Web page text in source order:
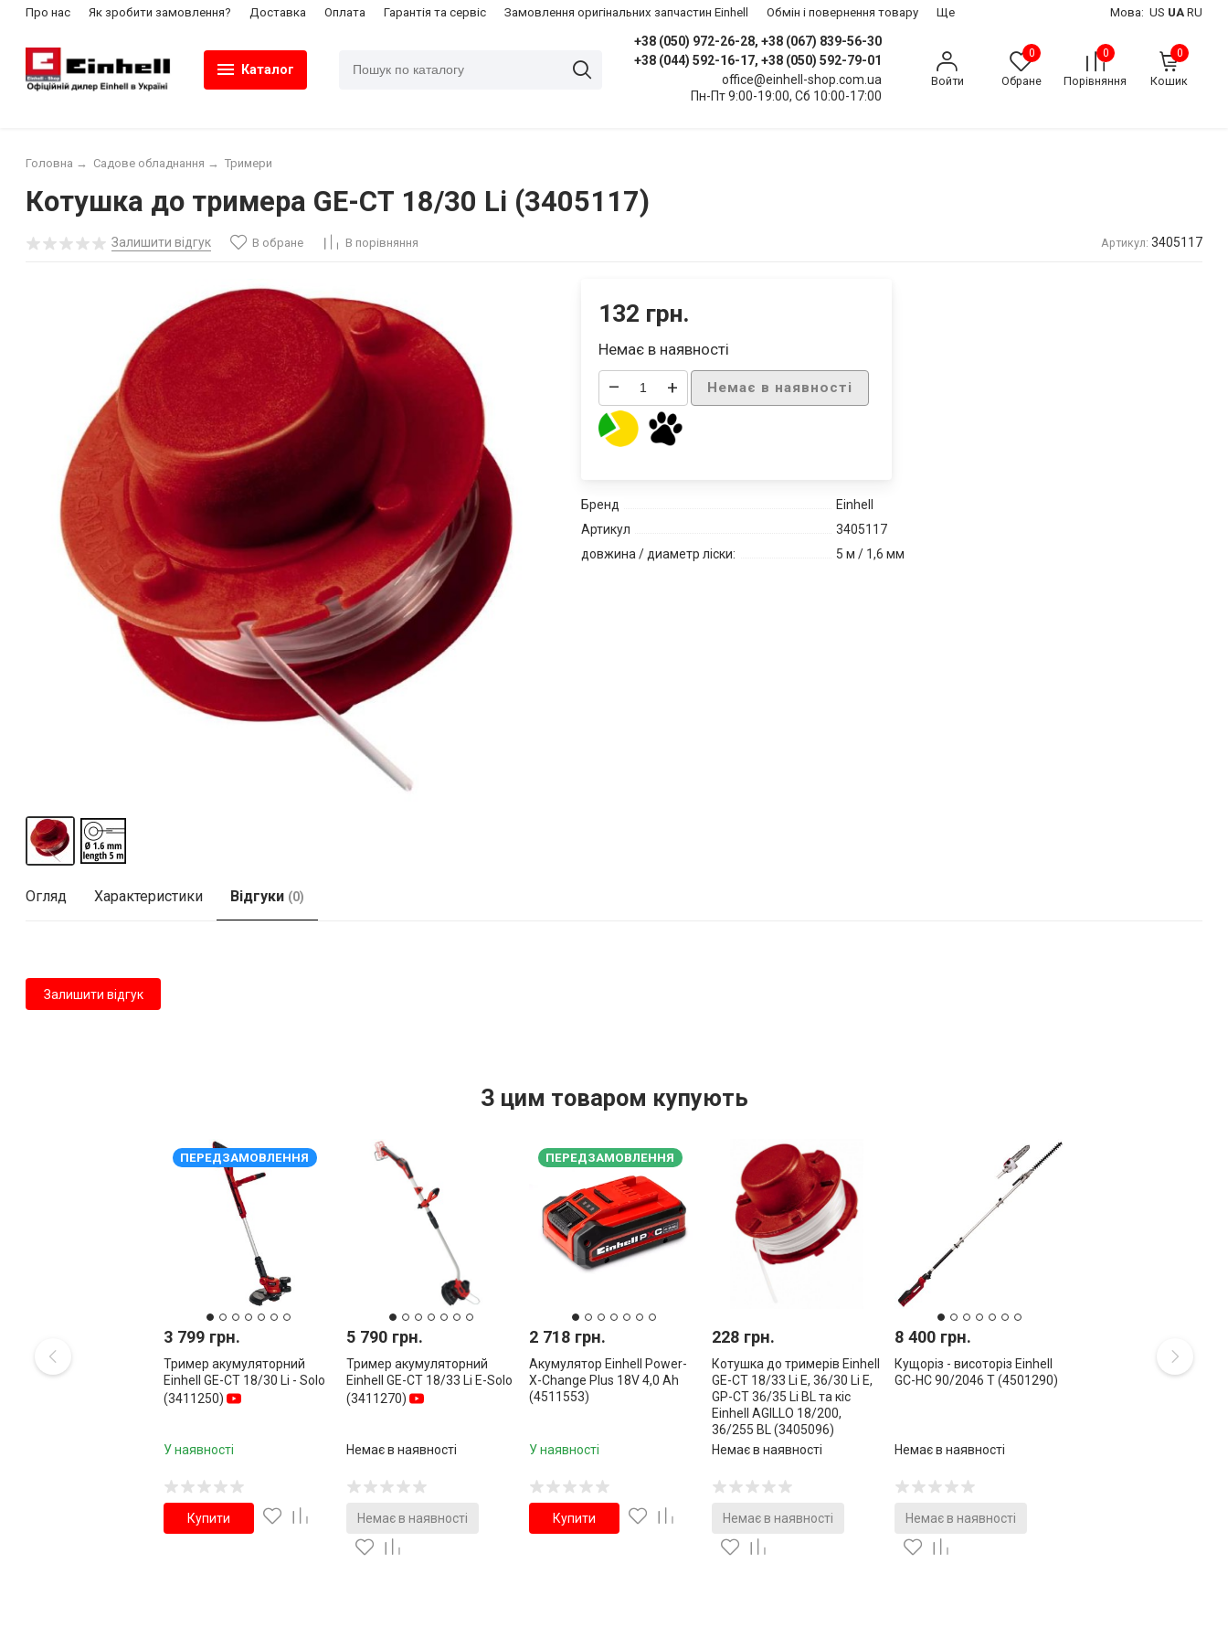
Про нас Як зробити замовлення? Доставка Оплата Гарантія та сервіс Замовлення оригінальних запчастин Einhell ​Обмін і повернення товару Ще Мова: US UA RU
Каталог
+38 (050) 972-26-28, +38 (067) 839-56-30
+38 (044) 592-16-17, +38 (050) 592-79-01
office@einhell-shop.com.ua
Пн-Пт 9:00-19:00, Сб 10:00-17:00
Войти
0
Обране
0
Порівняння
0
Кошик
Головна → Садове обладнання → Тримери
Котушка до тримера GE-CT 18/30 Li (3405117)
Залишити відгук В обране В порівняння Артикул: 3405117
132 грн.
Немає в наявності
– + Немає в наявності
Бренд
Einhell
Артикул
3405117
довжина / диаметр ліски:
5 м / 1,6 мм
Огляд Характеристики Відгуки (0)
Залишити відгук
З цим товаром купують
ПЕРЕДЗАМОВЛЕННЯ
3 799 грн.
Тример акумуляторний
Einhell GE-CT 18/30 Li - Solo
(3411250)
У наявності
Купити
5 790 грн.
Тример акумуляторний
Einhell GE-CT 18/33 Li E-Solo
(3411270)
Немає в наявності
Немає в наявності
ПЕРЕДЗАМОВЛЕННЯ
2 718 грн.
Акумулятор Einhell Power-
X-Change Plus 18V 4,0 Ah
(4511553)
У наявності
Купити
228 грн.
Котушка до тримерів Einhell
GE-CT 18/33 Li E, 36/30 Li E,
GP-CT 36/35 Li BL та кіс
Einhell AGILLO 18/200,
36/255 BL (3405096)
Немає в наявності
Немає в наявності
8 400 грн.
Кущоріз - висоторіз Einhell
GC-HC 90/2046 T (4501290)
Немає в наявності
Немає в наявності